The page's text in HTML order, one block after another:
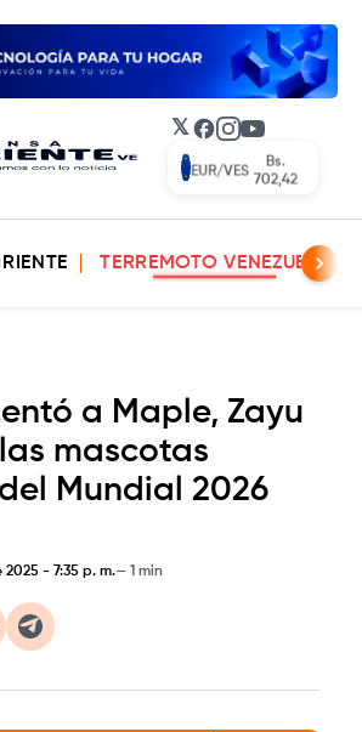
𝕏 Facebook
Instagram
YouTube
EUR/VES
Bs.
702,42
TERREMOTO VENEZUELA
a Maple, Zayu
mascotas
Mundial 2026
2025 - 7:35 p. m. 1 min